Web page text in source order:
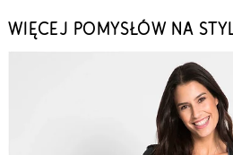
WIĘCEJ POMYSŁÓW NA